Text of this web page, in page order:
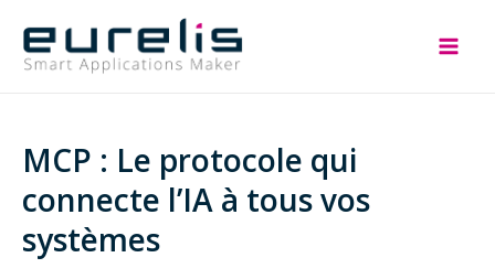
contenu
MCP : Le protocole qui
connecte l’IA à tous vos
systèmes